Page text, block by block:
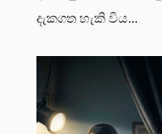
දැකගත හැකි විය...